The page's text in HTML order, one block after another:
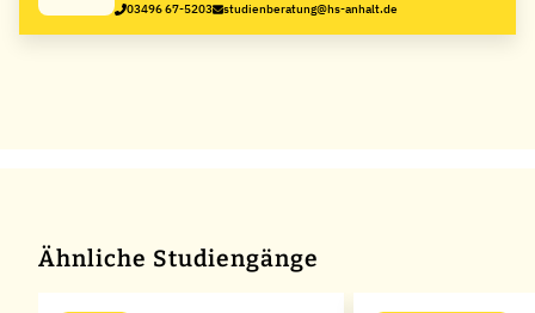
03496 67-5203 studienberatung@hs-anhalt.de
Ähnliche Studiengänge